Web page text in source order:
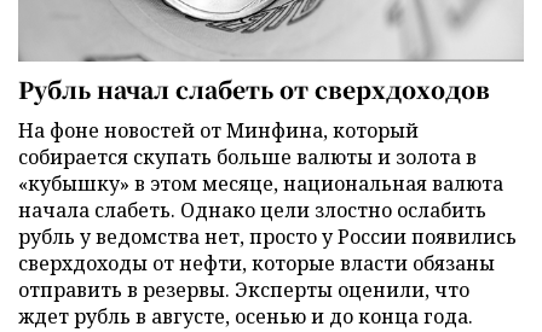
Рубль начал слабеть от сверхдоходов
На фоне новостей от Минфина, который
собирается скупать больше валюты и золота в
«кубышку» в этом месяце, национальная валюта
начала слабеть. Однако цели злостно ослабить
рубль у ведомства нет, просто у России появились
сверхдоходы от нефти, которые власти обязаны
отправить в резервы. Эксперты оценили, что
ждет рубль в августе, осенью и до конца года.